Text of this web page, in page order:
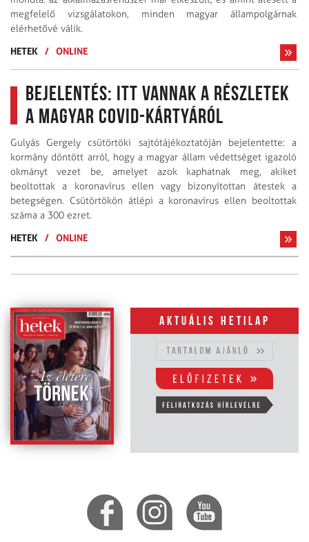
megfelelő vizsgálatokon, minden magyar állampolgárnak
elérhetővé válik.
HETEK
/ ONLINE
Bejelentés: itt vannak a részletek
a magyar Covid-kártyáról
Gulyás Gergely csütörtöki sajtótájékoztatóján bejelentette: a
kormány döntött arról, hogy a magyar állam védettséget igazoló
okmányt vezet be, amelyet azok kaphatnak meg, akiket
beoltottak a koronavírus ellen vagy bizonyítottan átestek a
betegségen. Csütörtökön átlépi a koronavírus ellen beoltottak
száma a 300 ezret.
HETEK
/ ONLINE
Aktuális hetilap